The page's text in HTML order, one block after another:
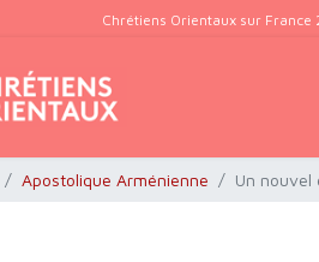
Chrétiens Orientaux sur
Apostolique Arménienne Un nouvel